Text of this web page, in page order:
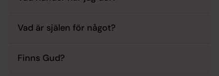
Vad är själen för något?
Finns Gud?